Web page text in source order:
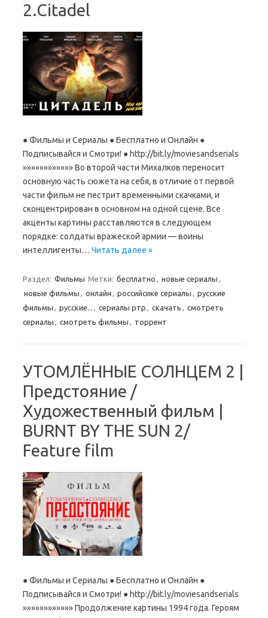
2.Citadel
● Фильмы и Сериалы ● Бесплатно и Онлайн ●
Подписывайся и Смотри! ● http://bit.ly/moviesandserials
»»»»»»»»»»»» Во второй части Михалков переносит
основную часть сюжета на себя, в отличие от первой
части фильм не пестрит временными скачками, и
сконцентрирован в основном на одной сцене. Все
акценты картины расставляются в следующем
порядке: солдаты вражеской армии — воины
интеллигенты… Читать далее »
Раздел: Фильмы Метки: бесплатно , новые сериалы ,
новые фильмы , онлайн , российсике сериалы , русские
фильмы , русские... , сериалы ртр , скачать , смотреть
сериалы , смотреть фильмы , торрент
УТОМЛЁННЫЕ СОЛНЦЕМ 2 |
Предстояние /
Художественный фильм |
BURNT BY THE SUN 2/
Feature film
● Фильмы и Сериалы ● Бесплатно и Онлайн ●
Подписывайся и Смотри! ● http://bit.ly/moviesandserials
»»»»»»»»»»»» Продолжение картины 1994 года. Героям